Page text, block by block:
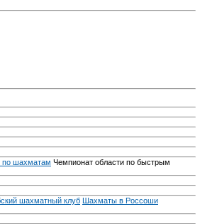
по шахматам Чемпионат области по быстрым
шахматный клуб Шахматы в Россоши